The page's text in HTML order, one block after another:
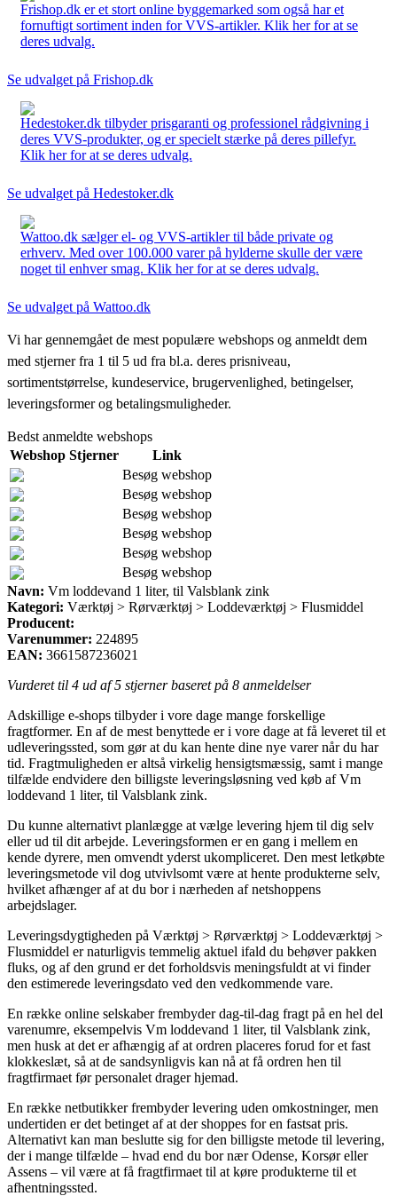
Frishop.dk er et stort online byggemarked som også har et
fornuftigt sortiment inden for VVS-artikler. Klik her for at se
deres udvalg.
Se udvalget på Frishop.dk
Hedestoker.dk tilbyder prisgaranti og professionel rådgivning i
deres VVS-produkter, og er specielt stærke på deres pillefyr.
Klik her for at se deres udvalg.
Se udvalget på Hedestoker.dk
Wattoo.dk sælger el- og VVS-artikler til både private og
erhverv. Med over 100.000 varer på hylderne skulle der være
noget til enhver smag. Klik her for at se deres udvalg.
Se udvalget på Wattoo.dk
Vi har gennemgået de mest populære webshops og anmeldt dem
med stjerner fra 1 til 5 ud fra bl.a. deres prisniveau,
sortimentstørrelse, kundeservice, brugervenlighed, betingelser,
leveringsformer og betalingsmuligheder.
Bedst anmeldte webshops
Webshop Stjerner
Link
Besøg webshop
Besøg webshop
Besøg webshop
Besøg webshop
Besøg webshop
Besøg webshop
Navn: Vm loddevand 1 liter, til Valsblank zink
Kategori: Værktøj > Rørværktøj > Loddeværktøj > Flusmiddel
Producent:
Varenummer: 224895
EAN: 3661587236021
Vurderet til 4 ud af 5 stjerner baseret på 8 anmeldelser
Adskillige e-shops tilbyder i vore dage mange forskellige
fragtformer. En af de mest benyttede er i vore dage at få leveret til et
udleveringssted, som gør at du kan hente dine nye varer når du har
tid. Fragtmuligheden er altså virkelig hensigtsmæssig, samt i mange
tilfælde endvidere den billigste leveringsløsning ved køb af Vm
loddevand 1 liter, til Valsblank zink.
Du kunne alternativt planlægge at vælge levering hjem til dig selv
eller ud til dit arbejde. Leveringsformen er en gang i mellem en
kende dyrere, men omvendt yderst ukompliceret. Den mest letkøbte
leveringsmetode vil dog utvivlsomt være at hente produkterne selv,
hvilket afhænger af at du bor i nærheden af netshoppens
arbejdslager.
Leveringsdygtigheden på Værktøj > Rørværktøj > Loddeværktøj >
Flusmiddel er naturligvis temmelig aktuel ifald du behøver pakken
fluks, og af den grund er det forholdsvis meningsfuldt at vi finder
den estimerede leveringsdato ved den vedkommende vare.
En række online selskaber frembyder dag-til-dag fragt på en hel del
varenumre, eksempelvis Vm loddevand 1 liter, til Valsblank zink,
men husk at det er afhængig af at ordren placeres forud for et fast
klokkeslæt, så at de sandsynligvis kan nå at få ordren hen til
fragtfirmaet før personalet drager hjemad.
En række netbutikker frembyder levering uden omkostninger, men
undertiden er det betinget af at der shoppes for en fastsat pris.
Alternativt kan man beslutte sig for den billigste metode til levering,
der i mange tilfælde – hvad end du bor nær Odense, Korsør eller
Assens – vil være at få fragtfirmaet til at køre produkterne til et
afhentningssted.